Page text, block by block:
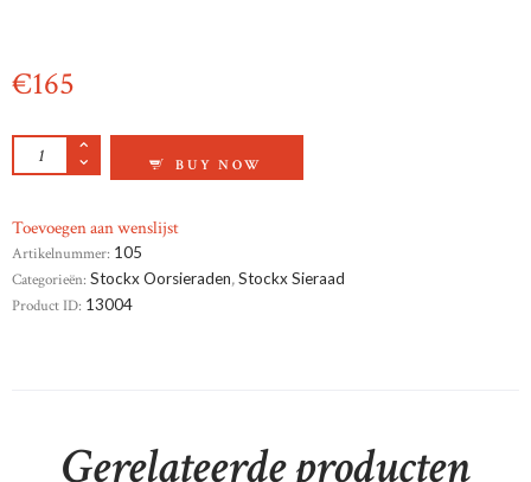
€165
GEELGOUD OORKNOPPEN AANTAL
BUY NOW
Toevoegen aan wenslijst
Artikelnummer: 105
Categorieën: Stockx Oorsieraden,Stockx Sieraad
Product ID: 13004
Gerelateerde producten